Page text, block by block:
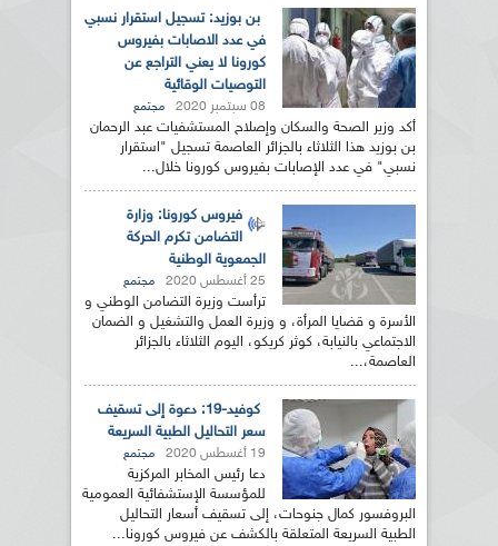
بن بوزيد: تسجيل استقرار نسبي
في عدد الاصابات بفيروس
كورونا لا يعني التراجع عن
التوصيات الوقائية
08 سبتمبر 2020 مجتمع
أكد وزير الصحة والسكان وإصلاح المستشفيات عبد الرحمان
بن بوزيد هذا الثلاثاء بالجزائر العاصمة تسجيل "استقرار
نسبي" في عدد الإصابات بفيروس كورونا خلال...
فيروس كورونا: وزارة
التضامن تكرم الحركة
الجمعوية الوطنية
25 أغسطس 2020 مجتمع
ترأست وزيرة التضامن الوطني و
الأسرة و قضايا المرأة، و وزيرة العمل والتشغيل و الضمان
الاجتماعي بالنيابة، كوثر كريكو، اليوم الثلاثاء بالجزائر
العاصمة،...
كوفيد-19: دعوة إلى تسقيف
سعر التحاليل الطبية السريعة
19 أغسطس 2020 مجتمع
دعا رئيس المخابر المركزية
للمؤسسة الإستشفائية العمومية
البروفسور كمال جنوحات، إلى تسقيف أسعار التحاليل
الطبية السريعة المتعلقة بالكشف عن فيروس كورونا...